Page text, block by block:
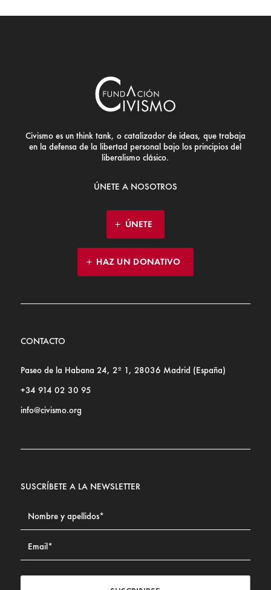
Civismo es un think tank, o catalizador de ideas, que trabaja
en la defensa de la libertad personal bajo los principios del
liberalismo clásico.
ÚNETE A NOSOTROS
ÚNETE
HAZ UN DONATIVO
CONTACTO
Paseo de la Habana 24, 2º 1, 28036 Madrid (España)
+34 914 02 30 95
info@civismo.org
SUSCRÍBETE A LA NEWSLETTER